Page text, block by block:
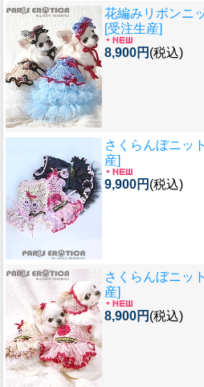
花編みリボンニ
[受注生産]
8,900円 (税込)
さくらんぼニッ
産]
9,900円 (税込)
さくらんぼニッ
産]
8,900円 (税込)